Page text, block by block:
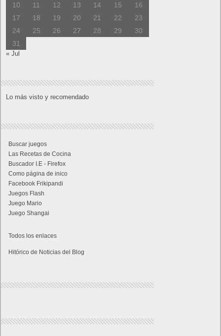
10
11 12 13 14 15
16
17
18 19 20 21 22
23
24
25 26 27 28 29
30
31
« Jul
Lo más visto y recomendado
Buscar juegos
Las Recetas de Cocina
Buscador I.E - Firefox
Como página de inico
Facebook Frikipandi
Juegos Flash
Juego Mario
Juego Shangai
Todos los enlaces
Hitórico de Noticias del Blog